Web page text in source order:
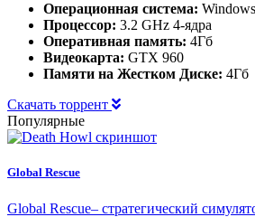
Операционная система:
Процессор: 3.2 GHz 4-ядра
Оперативная память: 4Гб
Видеокарта: GTX 960
Памяти на Жестком Диске: 4Гб
Скачать торрент
Популярные
Global Rescue
Global Rescue– стратегический